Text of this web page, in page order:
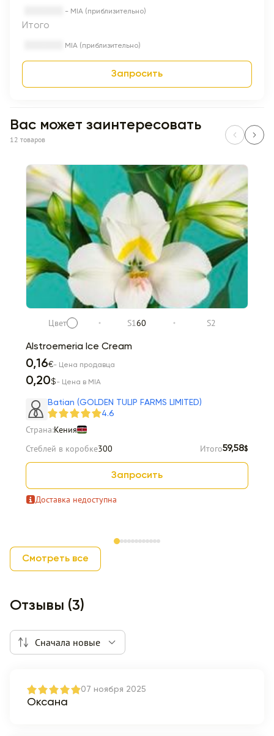
- MIA (приблизительно)
Итого
MIA (приблизительно)
Запросить
Вас может заинтересовать
12 товаров
Цвет S160 S2
Alstroemeria Ice Cream
0,16€- Цена продавца
0,20$- Цена в MIA
Batian (GOLDEN TULIP FARMS LIMITED)
4.6
Страна:Кения
Стеблей в коробке300 Итого59,58$
Запросить
Доставка недоступна
Item 1 of 12
Смотреть все
Отзывы (3)
Сначала новые
07 ноября 2025
Оксана